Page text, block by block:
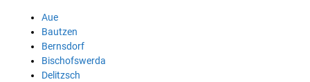
Aue
Bautzen
Bernsdorf
Bischofswerda
Delitzsch